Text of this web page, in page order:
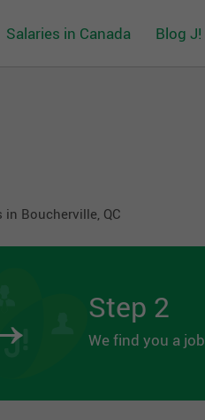
Salaries in Canada Blog J!
in Boucherville, QC
Step 2
We find you a job